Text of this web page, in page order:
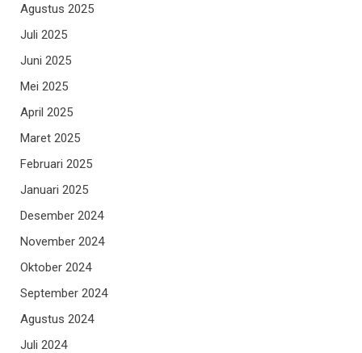
Agustus 2025
Juli 2025
Juni 2025
Mei 2025
April 2025
Maret 2025
Februari 2025
Januari 2025
Desember 2024
November 2024
Oktober 2024
September 2024
Agustus 2024
Juli 2024